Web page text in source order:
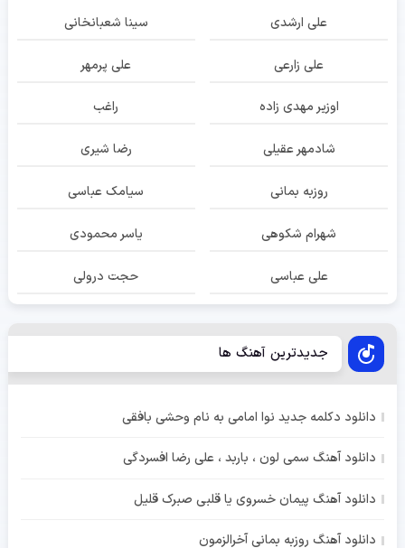
علی ارشدی سینا شعبانخانی
علی زارعی علی پرمهر
اوزیر مهدی زاده راغب
شادمهر عقیلی رضا شیری
روزبه بمانی سیامک عباسی
شهرام شکوهی یاسر محمودی
علی عباسی حجت درولی
جدیدترین آهنگ ها
دانلود دکلمه جدید نوا امامی به نام وحشی بافقی
دانلود آهنگ سمی لون ، باربد ، علی رضا افسردگی
دانلود آهنگ پیمان خسروی یا قلبی صبرک قلیل
دانلود آهنگ روزبه بمانی آخرالزمون